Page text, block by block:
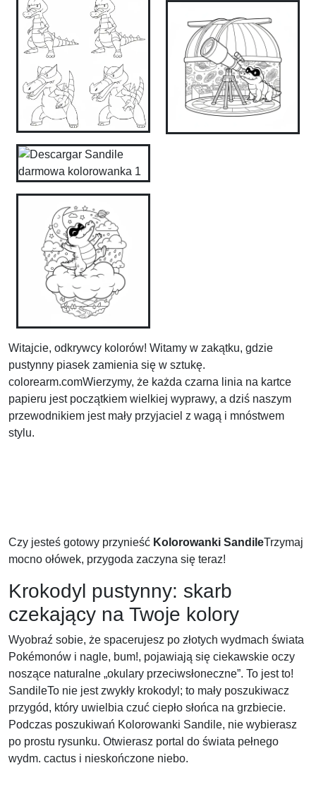
Witajcie, odkrywcy kolorów! Witamy w zakątku, gdzie
pustynny piasek zamienia się w sztukę.
colorearm.comWierzymy, że każda czarna linia na kartce
papieru jest początkiem wielkiej wyprawy, a dziś naszym
przewodnikiem jest mały przyjaciel z wagą i mnóstwem
stylu.
Czy jesteś gotowy przynieść Kolorowanki SandileTrzymaj
mocno ołówek, przygoda zaczyna się teraz!
Krokodyl pustynny: skarb
czekający na Twoje kolory
Wyobraź sobie, że spacerujesz po złotych wydmach świata
Pokémonów i nagle, bum!, pojawiają się ciekawskie oczy
noszące naturalne „okulary przeciwsłoneczne”. To jest to!
SandileTo nie jest zwykły krokodyl; to mały poszukiwacz
przygód, który uwielbia czuć ciepło słońca na grzbiecie.
Podczas poszukiwań Kolorowanki Sandile, nie wybierasz
po prostu rysunku. Otwierasz portal do świata pełnego
wydm. cactus i nieskończone niebo.